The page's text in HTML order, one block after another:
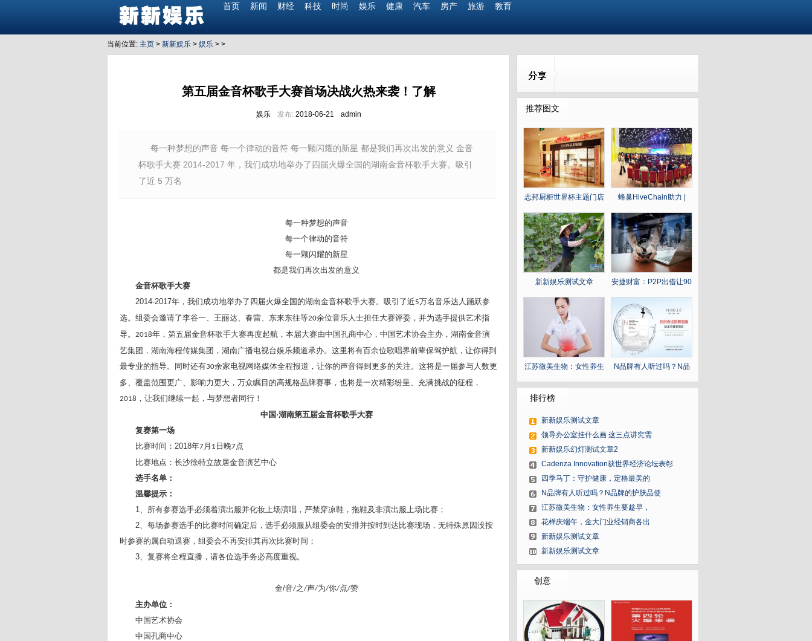
首页 新闻 财经 科技 时尚 娱乐 健康 汽车 房产 旅游 教育
当前位置: 主页 > 新新娱乐 > 娱乐 > >
第五届金音杯歌手大赛首场决战火热来袭！了解
娱乐 发布: 2018-06-21 admin
每一种梦想的声音 每一个律动的音符 每一颗闪耀的新星 都是我们再次出发的意义 金音
杯歌手大赛 2014-2017 年，我们成功地举办了四届火爆全国的湖南金音杯歌手大赛。吸引
了近 5 万名
每一种梦想的声音
每一个律动的音符
每一颗闪耀的新星
都是我们再次出发的意义
金音杯歌手大赛
2014-2017年，我们成功地举办了四届火爆全国的湖南金音杯歌手大赛。吸引了近5万名音乐达人踊跃参
选。组委会邀请了李谷一、王丽达、春雷、东来东往等20余位音乐人士担任大赛评委，并为选手提供艺术指
导。 2018年，第五届金音杯歌手大赛再度起航，本届大赛由中国孔商中心，中国艺术协会主办，湖南金音演
艺集团，湖南海程传媒集团，湖南广播电视台娱乐频道承办。这里将有百余位歌唱界前辈保驾护航，让你得到
最专业的指导。同时还有30余家电视网络媒体全程报道，让你的声音得到更多的关注。这将是一届参与人数更
多、覆盖范围更广、影响力更大，万众瞩目的高规格品牌赛事，也将是一次精彩纷呈、充满挑战的征程，
2018 ，让我们继续一起，与梦想者同行！
中国 ·湖南第五届金音杯歌手大赛
复赛第一场
比赛时间：2018年7月 1 日晚7点
比赛地点：长沙徐特立故居金音演艺中心
选手名单：
温馨提示：
1、所有参赛选手必须着演出服并化妆上场演唱，严禁穿凉鞋，拖鞋及非演出服上场比赛；
2、每场参赛选手的比赛时间确定后，选手必须服从组委会的安排并按时到达比赛现场，无特殊原因没按
时参赛的属自动退赛，组委会不再安排其再次比赛时间；
3、复赛将全程直播，请各位选手务必高度重视。
金/音/之/声/为/你/点/赞
主办单位：
中国艺术协会
中国孔商中心
推荐图文
志邦厨柜世界杯主题门店
上线，开
蜂巢HiveChain助力 |
2018云和数据 ——
新新娱乐测试文章
安捷财富：P2P出借让90
后积累财富不
江苏微美生物：女性养生
要趁早，
N品牌有人听过吗？N品
牌的护肤品使
排行榜
新新娱乐测试文章
领导办公室挂什么画 这三点讲究需
新新娱乐幻灯测试文章2
Cadenza Innovation获世界经济论坛表彰
四季马丁：守护健康，定格最美的
N品牌有人听过吗？N品牌的护肤品使
江苏微美生物：女性养生要趁早，
花样庆端午，金大门业经销商各出
新新娱乐测试文章
新新娱乐测试文章
创意